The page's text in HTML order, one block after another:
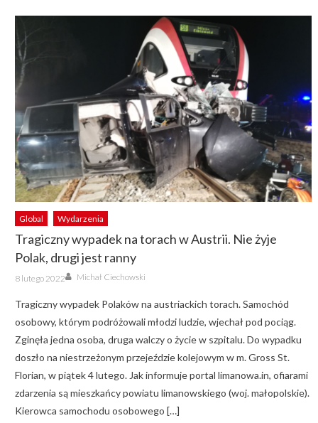
Global Wydarzenia
Tragiczny wypadek na torach w Austrii. Nie żyje
Polak, drugi jest ranny
Posted
on
8 lutego 2022 Author
Michał Ciechowski
Tragiczny wypadek Polaków na austriackich torach. Samochód
osobowy, którym podróżowali młodzi ludzie, wjechał pod pociąg.
Zginęła jedna osoba, druga walczy o życie w szpitalu. Do wypadku
doszło na niestrzeżonym przejeździe kolejowym w m. Gross St.
Florian, w piątek 4 lutego. Jak informuje portal limanowa.in, ofiarami
zdarzenia są mieszkańcy powiatu limanowskiego (woj. małopolskie).
Kierowca samochodu osobowego […]